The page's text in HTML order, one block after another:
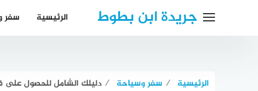
جريدة ابن بطوط الرئيسية سفر
الرئيسية ⁄ سفر وسياحة ⁄ دليلك الشامل للحصول على